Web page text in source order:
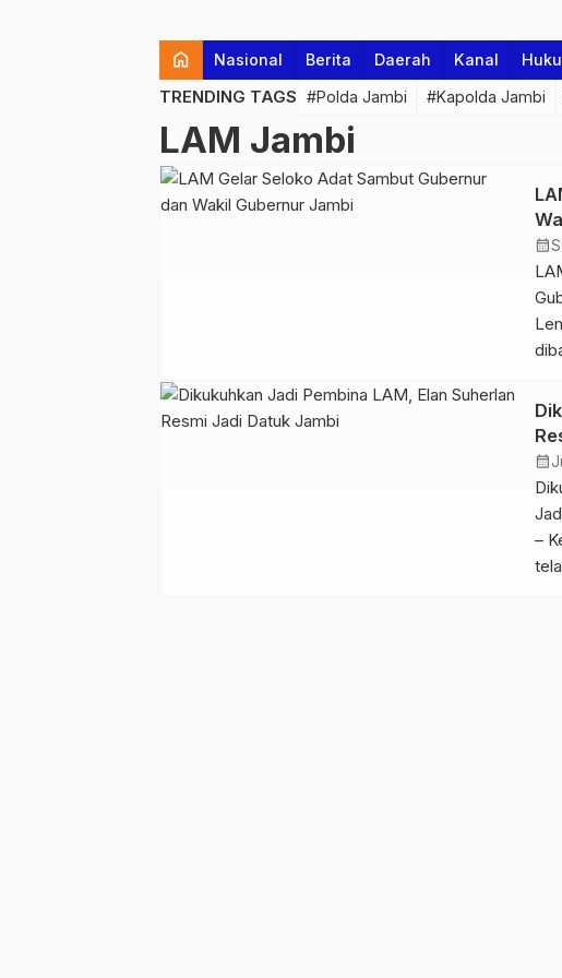
home Nasional Berita Daerah Kanal
TRENDING TAGS #Polda Jambi #Kapolda Jambi
LAM Jambi
calendar_month
[…]
calendar_month
–